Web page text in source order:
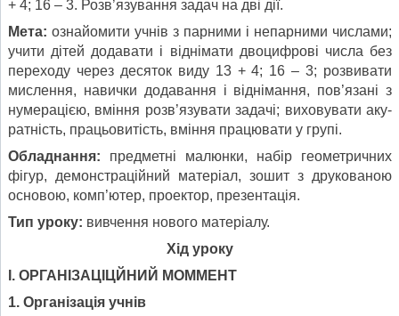
+ 4; 16 – 3. Розв’язування задач на дві дії.
Мета: ознайомити учнів з парними і непарними числами;
учити дітей додавати і відні­мати двоцифрові числа без
переходу через десяток виду 13 + 4; 16 – 3; розвивати
мислення, навички додавання і віднімання, пов’язані з
нумерацією, вміння розв’язувати задачі; виховувати аку­
ратність, працьовитість, вміння працювати у групі.
Обладнання: предметні малюнки,
набір геометричних
фігур, демонстраційний матеріал, зошит з друкованою
основою, комп’ютер, проектор, презентація.
Тип уроку: вивчення нового матеріалу.
Хід уроку
І. ОРГАНІЗАЦІЦЙНИЙ МОММЕНТ
1. Організація учнів